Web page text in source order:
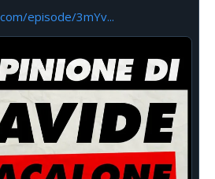
episode/3mYv...